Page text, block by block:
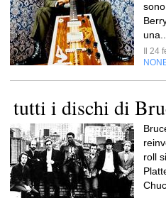
una...
Il 24
tutti i dischi di
roll